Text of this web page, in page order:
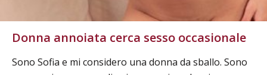
Donna annoiata cerca sesso occasionale
Sono Sofia e mi considero una donna da sballo. Sono